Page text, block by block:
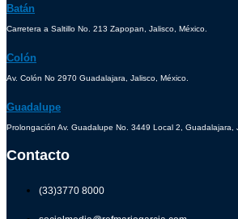
Batán
Carretera a Saltillo No. 213 Zapopan, Jalisco, México.
Colón
Av. Colón No 2970 Guadalajara, Jalisco, México.
Guadalupe
Prolongación Av. Guadalupe No. 3449 Local 2, Guadalajara,
Contacto
(33)3770 8000